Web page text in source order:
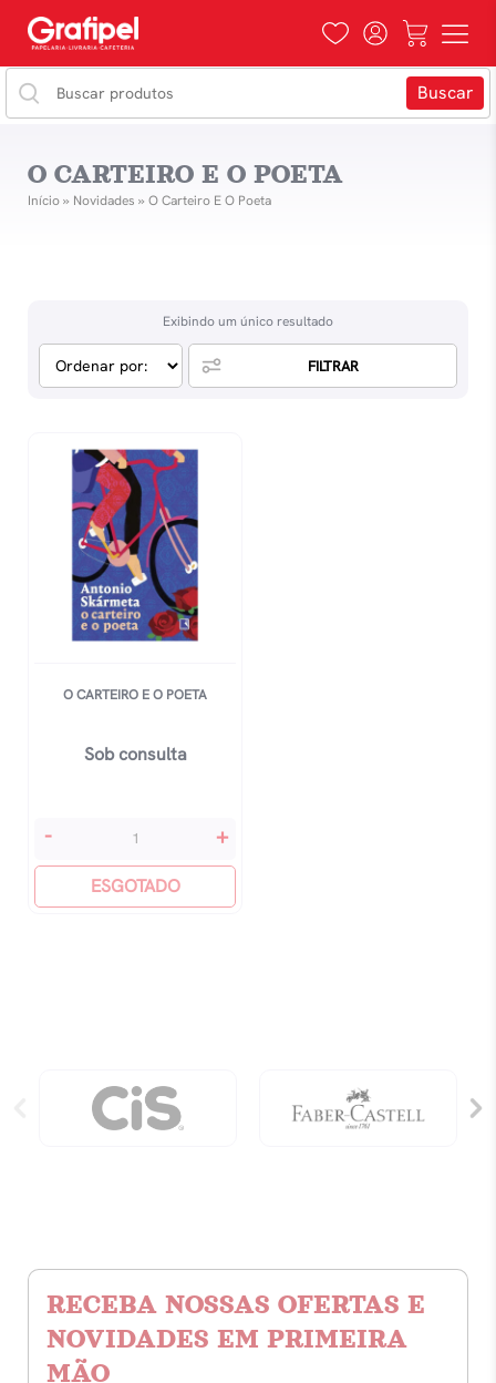
O CARTEIRO E O POETA
Início» Novidades » O Carteiro E O Poeta
Exibindo um único resultado
FILTRAR
O CARTEIRO E O POETA
Sob consulta
O
O
- +
ESGOTADO
RECEBA NOSSAS OFERTAS E
NOVIDADES EM PRIMEIRA
MÃO